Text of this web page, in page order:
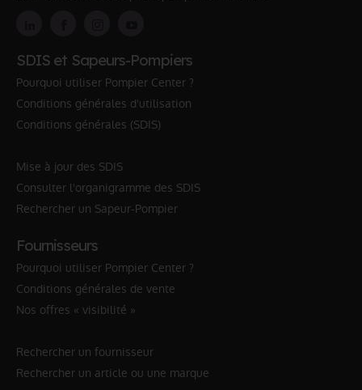
SDIS et Sapeurs-Pompiers
Pourquoi utiliser Pompier Center ?
Conditions générales d'utilisation
Conditions générales (SDIS)
Mise à jour des SDIS
Consulter l'organigramme des SDIS
Rechercher un Sapeur-Pompier
Fournisseurs
Pourquoi utiliser Pompier Center ?
Conditions générales de vente
Nos offres « visibilité »
Rechercher un fournisseur
Rechercher un article ou une marque